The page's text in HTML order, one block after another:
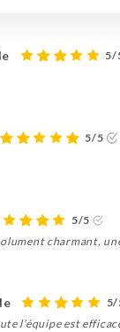
5/
5/5
5/5
charmant,
5/
l’équipe est